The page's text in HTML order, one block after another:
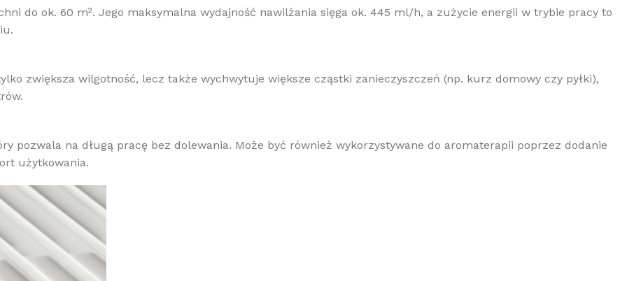
do ok. 60 m². Jego maksymalna wydajność nawilżania sięga ok. 445 ml/h, a zużycie energii w trybie pracy to
zwiększa wilgotność, lecz także wychwytuje większe cząstki zanieczyszczeń (np. kurz domowy czy pyłki),
pozwala na długą pracę bez dolewania. Może być również wykorzystywane do aromaterapii poprzez dodanie
użytkowania.